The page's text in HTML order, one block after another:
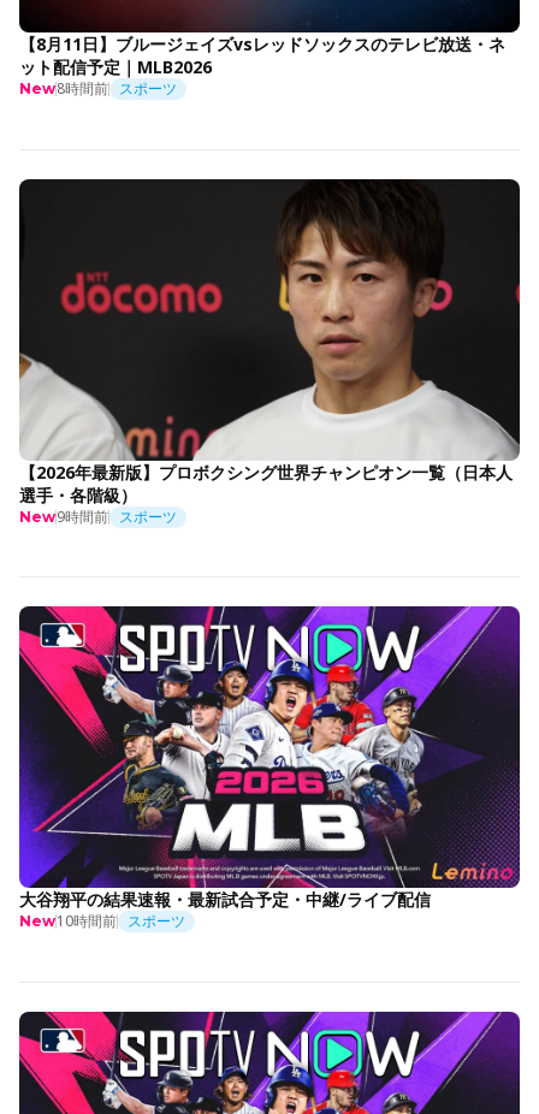
【8月11日】ブルージェイズvsレッドソックスのテレビ放送・ネ
ット配信予定｜MLB2026
New8時間前 スポーツ
【2026年最新版】プロボクシング世界チャンピオン一覧（日本人
選手・各階級）
New9時間前 スポーツ
大谷翔平の結果速報・最新試合予定・中継/ライブ配信
New10時間前 スポーツ